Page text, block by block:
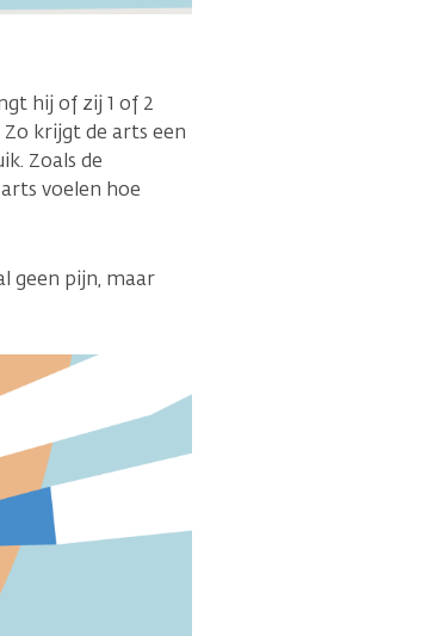
hij of zij 1 of 2
Zo krijgt de arts een
Zoals de
voelen hoe
geen pijn, maar